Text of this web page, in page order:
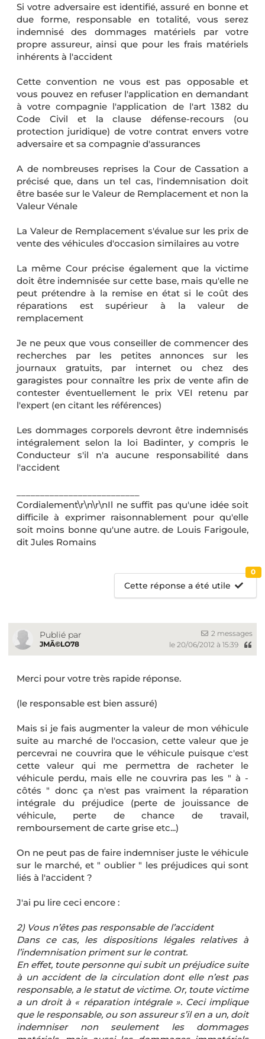
Si votre adversaire est identifié, assuré en bonne et
due forme, responsable en totalité, vous serez
indemnisé des dommages matériels par votre
propre assureur, ainsi que pour les frais matériels
inhérents à l'accident
Cette convention ne vous est pas opposable et
vous pouvez en refuser l'application en demandant
à votre compagnie l'application de l'art 1382 du
Code Civil et la clause défense-recours (ou
protection juridique) de votre contrat envers votre
adversaire et sa compagnie d'assurances
A de nombreuses reprises la Cour de Cassation a
précisé que, dans un tel cas, l'indemnisation doit
être basée sur le Valeur de Remplacement et non la
Valeur Vénale
La Valeur de Remplacement s'évalue sur les prix de
vente des véhicules d'occasion similaires au votre
La même Cour précise également que la victime
doit être indemnisée sur cette base, mais qu'elle ne
peut prétendre à la remise en état si le coût des
réparations est supérieur à la valeur de
remplacement
Je ne peux que vous conseiller de commencer des
recherches par les petites annonces sur les
journaux gratuits, par internet ou chez des
garagistes pour connaître les prix de vente afin de
contester éventuellement le prix VEI retenu par
l'expert (en citant les références)
Les dommages corporels devront être indemnisés
intégralement selon la loi Badinter, y compris le
Conducteur s'il n'a aucune responsabilité dans
l'accident
Cordialement\r\n\r\nIl ne suffit pas qu'une idée soit
difficile à exprimer raisonnablement pour qu'elle
soit moins bonne qu'une autre. de Louis Farigoule,
dit Jules Romains
Cette réponse a été utile
0
Publié par
JMÃ©LO78
2 messages
le 20/06/2012 à 15:39
Merci pour votre très rapide réponse.
(le responsable est bien assuré)
Mais si je fais augmenter la valeur de mon véhicule
suite au marché de l'occasion, cette valeur que je
percevrai ne couvrira que le véhicule puisque c'est
cette valeur qui me permettra de racheter le
véhicule perdu, mais elle ne couvrira pas les " à -
côtés " donc ça n'est pas vraiment la réparation
intégrale du préjudice (perte de jouissance de
véhicule, perte de chance de travail,
remboursement de carte grise etc...)
On ne peut pas de faire indemniser juste le véhicule
sur le marché, et " oublier " les préjudices qui sont
liés à l'accident ?
J'ai pu lire ceci encore :
2) Vous n’êtes pas responsable de l’accident
Dans ce cas, les dispositions légales relatives à
l’indemnisation priment sur le contrat.
En effet, toute personne qui subit un préjudice suite
à un accident de la circulation dont elle n’est pas
responsable, a le statut de victime. Or, toute victime
a un droit à « réparation intégrale ». Ceci implique
que le responsable, ou son assureur s’il en a un, doit
indemniser non seulement les dommages